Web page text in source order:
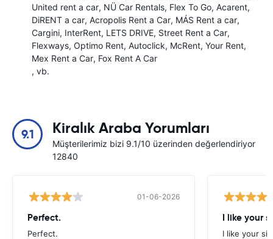
United rent a car NÜ Car Rentals Flex To Go Acarent
DiRENT a car Acropolis Rent a Car MÁS Rent a car
Cargini InterRent LETS DRIVE Street Rent a Car
Flexways Optimo Rent Autoclick McRent Your Rent
Mex Rent a Car Fox Rent A Car
, vb.
9.1 Kiralık Araba Yorumları
Müşterilerimiz bizi 9.1/10 üzerinden değerlendiriyor
12840
01-06-2026
Perfect.
Perfect.
I like your
I like your